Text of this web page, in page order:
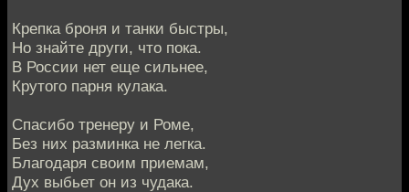
Крепка броня и танки быстры,
Но знайте други, что пока.
В России нет еще сильнее,
Крутого парня кулака.
Спасибо тренеру и Роме,
Без них разминка не легка.
Благодаря своим приемам,
Дух выбьет он из чудака.